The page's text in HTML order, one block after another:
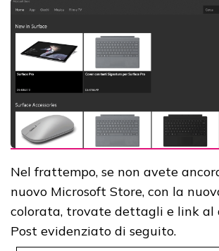
Nel frattempo, se non avete
nuovo Microsoft Store, con la
colorata, trovate dettagli e link al
Post evidenziato di seguito.